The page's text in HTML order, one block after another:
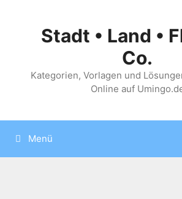
springenStadt • Land •
Co.
Kategorien, Vorlagen und
Online auf
Menü